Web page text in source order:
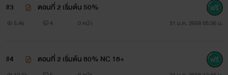
#3 ตอนที่ 2 เริ่มต้น 50%
5.4k 4 0 หน้า 31 ม.ค. 2558 05:36 น.
#4 ตอนที่ 2 เริ่มต้น 80% NC 18+